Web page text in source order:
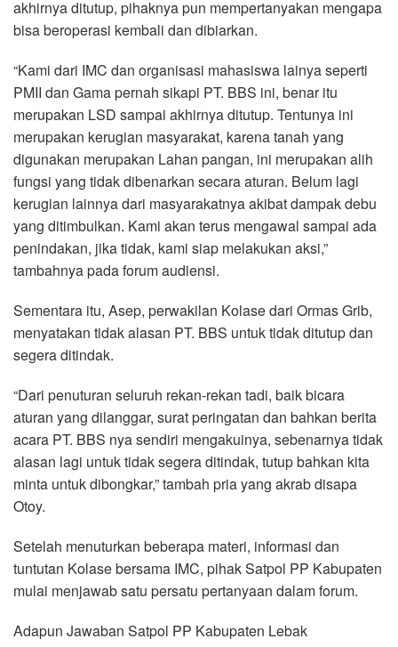
akhirnya ditutup, pihaknya pun mempertanyakan mengapa
bisa beroperasi kembali dan dibiarkan.
“Kami dari IMC dan organisasi mahasiswa lainya seperti
PMII dan Gama pernah sikapi PT. BBS ini, benar itu
merupakan LSD sampai akhirnya ditutup. Tentunya ini
merupakan kerugian masyarakat, karena tanah yang
digunakan merupakan Lahan pangan, ini merupakan alih
fungsi yang tidak dibenarkan secara aturan. Belum lagi
kerugian lainnya dari masyarakatnya akibat dampak debu
yang ditimbulkan. Kami akan terus mengawal sampai ada
penindakan, jika tidak, kami siap melakukan aksi,”
tambahnya pada forum audiensi.
Sementara itu, Asep, perwakilan Kolase dari Ormas Grib,
menyatakan tidak alasan PT. BBS untuk tidak ditutup dan
segera ditindak.
“Dari penuturan seluruh rekan-rekan tadi, baik bicara
aturan yang dilanggar, surat peringatan dan bahkan berita
acara PT. BBS nya sendiri mengakuinya, sebenarnya tidak
alasan lagi untuk tidak segera ditindak, tutup bahkan kita
minta untuk dibongkar,” tambah pria yang akrab disapa
Otoy.
Setelah menuturkan beberapa materi, informasi dan
tuntutan Kolase bersama IMC, pihak Satpol PP Kabupaten
mulai menjawab satu persatu pertanyaan dalam forum.
Adapun Jawaban Satpol PP Kabupaten Lebak